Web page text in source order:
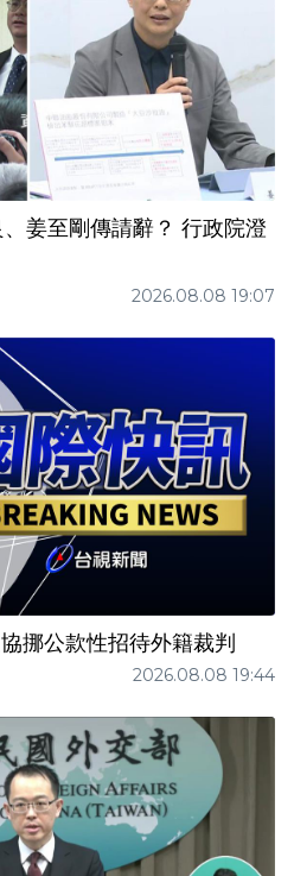
剛傳請辭？ 行政院澄
2026.08.08 19:07
挪公款性招待外籍裁判
2026.08.08 19:44